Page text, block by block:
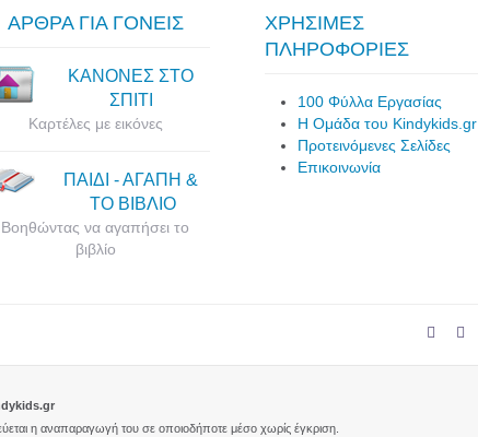
ΑΡΘΡΑ ΓΙΑ ΓΟΝΕΙΣ
ΚΑΝΟΝΕΣ ΣΤΟ
ΣΠΙΤΙ
Καρτέλες με εικόνες
ΠΑΙΔΙ - ΑΓΑΠΗ &
ΤΟ ΒΙΒΛΙΟ
Βοηθώντας να αγαπήσει το
βιβλίο
ΧΡΗΣΙΜΕΣ
ΠΛΗΡΟΦΟΡΙΕΣ
100 Φύλλα Εργασίας
Η Ομάδα του Kindykids.gr
Προτεινόμενες Σελίδες
Επικοινωνία
η αναπαραγωγή του σε οποιοδήποτε μέσο χωρίς έγκριση.